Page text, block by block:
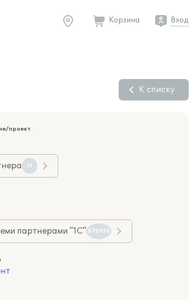
Корзина Вход
К списку
проект
11
партнерами "1С" 575930